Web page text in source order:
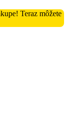
Teraz môžete